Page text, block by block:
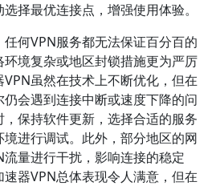
择最优连接点，增强使用体验。
何VPN服务都无法保证百分百的
境复杂或地区封锁措施更为严厉
虽然在技术上不断优化，但在
会遇到连接中断或速度下降的问
保持软件更新，选择合适的服务
进行调试。此外，部分地区的网
量进行干扰，影响连接的稳定
器VPN总体表现令人满意，但在